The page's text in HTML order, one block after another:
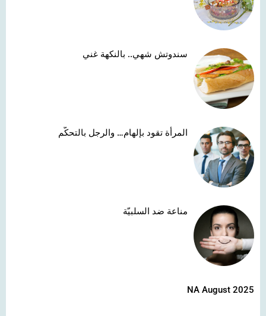
سندوتش شهي.. بالنكهة غني
المرأة تقود بإلهام… والرجل بالتحكّم
مناعة ضد السلبيّة
NA August 2025